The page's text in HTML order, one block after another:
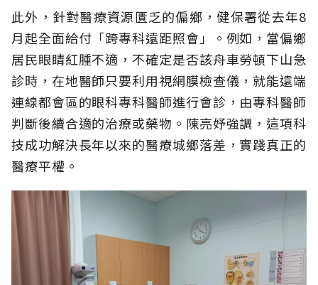
此外，針對醫療資源匱乏的偏鄉，健保署從去年8
月起全面給付「跨專科遠距照會」。例如，當偏鄉
居民眼睛紅腫不適，不確定是否該舟車勞頓下山急
診時，在地醫師只要利用視網膜檢查儀，就能遠端
連線都會區的眼科專科醫師進行會診，由專科醫師
判斷後續合適的治療或藥物。陳亮妤強調，這項科
技成功解決長年以來的醫療城鄉落差，實踐真正的
醫療平權。